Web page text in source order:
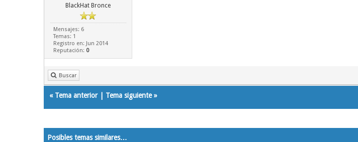
BlackHat Bronce
Mensajes: 6
Temas: 1
Registro en: Jun 2014
Reputación: 0
Buscar
« Tema anterior| Tema siguiente»
Posibles temas similares…